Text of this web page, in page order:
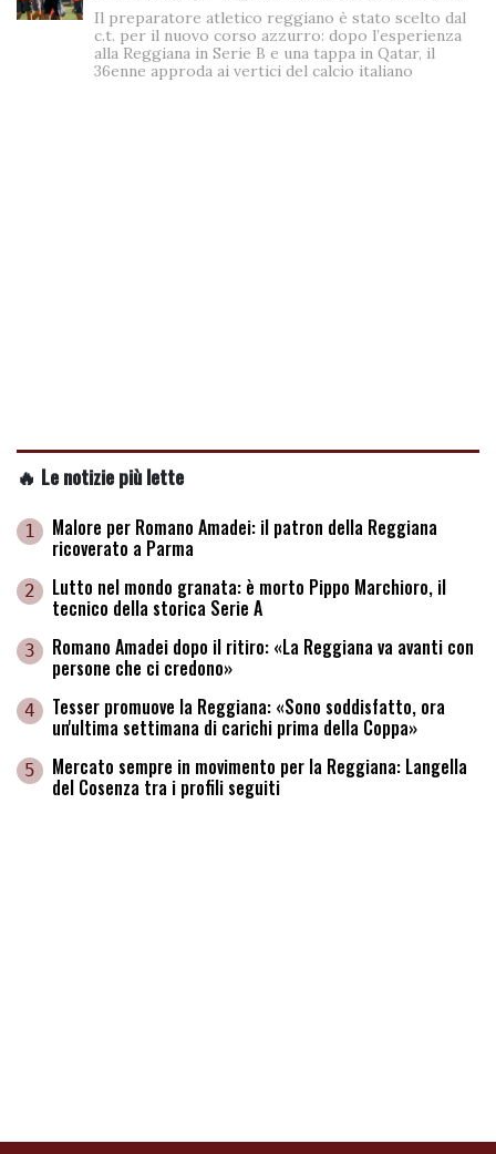
Il preparatore atletico reggiano è stato scelto dal
c.t. per il nuovo corso azzurro: dopo l’esperienza
alla Reggiana in Serie B e una tappa in Qatar, il
36enne approda ai vertici del calcio italiano
🔥 Le notizie più lette
1 Malore per Romano Amadei: il patron della Reggiana
ricoverato a Parma
2 Lutto nel mondo granata: è morto Pippo Marchioro, il
tecnico della storica Serie A
3 Romano Amadei dopo il ritiro: «La Reggiana va avanti con
persone che ci credono»
4 Tesser promuove la Reggiana: «Sono soddisfatto, ora
un'ultima settimana di carichi prima della Coppa»
5 Mercato sempre in movimento per la Reggiana: Langella
del Cosenza tra i profili seguiti